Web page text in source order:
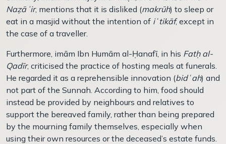
Naẓāʾir, mentions that it is disliked (makrūh) to sleep or
eat in a masjid without the intention of iʿtikāf, except in
the case of a traveller.
Furthermore, imām Ibn Humām al-Ḥanafī, in his Fatḥ al-
Qadīr, criticised the practice of hosting meals at funerals.
He regarded it as a reprehensible innovation (bidʿah) and
not part of the Sunnah. According to him, food should
instead be provided by neighbours and relatives to
support the bereaved family, rather than being prepared
by the mourning family themselves, especially when
using their own resources or the deceased’s estate funds.